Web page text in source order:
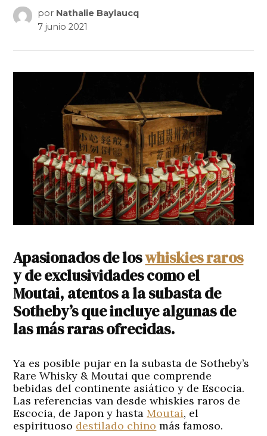
por Nathalie Baylaucq
7 junio 2021
Apasionados de loswhiskies raros
y de exclusividades como el
Moutai, atentos a la subasta de
Sotheby’s que incluye algunas de
las más raras ofrecidas.
Ya es posible pujar en la subasta de Sotheby’s
Rare Whisky & Moutai que comprende
bebidas del continente asiático y de Escocia.
Las referencias van desde whiskies raros de
Escocia, de Japon y hastaMoutai, el
espirituoso destilado chino más famoso.